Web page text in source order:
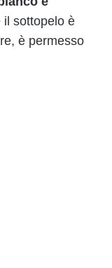
il sottopelo è
è permesso